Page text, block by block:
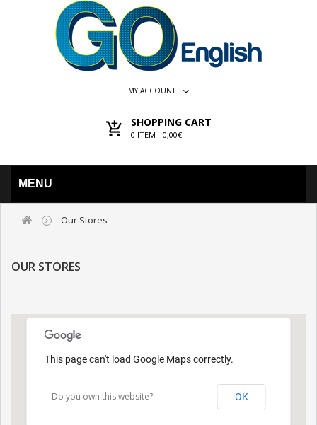
MY ACCOUNT
SHOPPING CART
0 ITEM - 0,00€
MENU
Our Stores
OUR STORES
This page can't load Google Maps correctly.
Do you own this website? OK